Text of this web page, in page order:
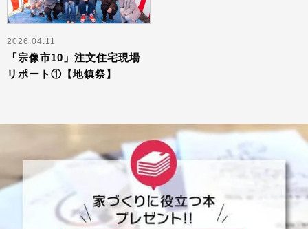
2026.04.11
「宗像市10」注文住宅現場
リポート①【地鎮祭】